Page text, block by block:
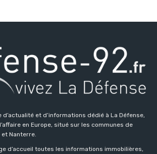
d’actualité et d’informations dédié à La Défense,
en Europe, situé sur les communes de
et Nanterre.
d’accueil toutes les informations immobilières,